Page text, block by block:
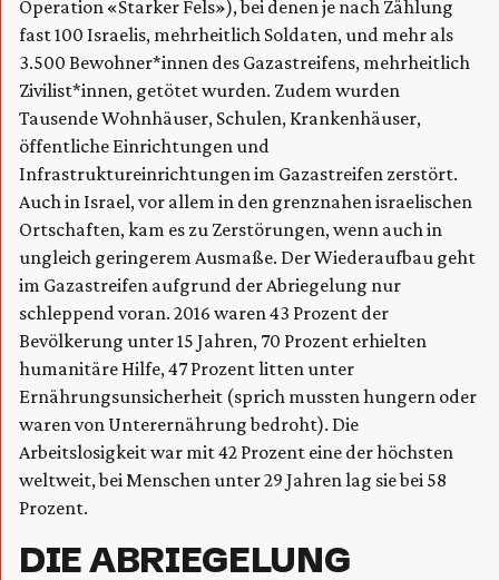
Operation «Starker Fels»), bei denen je nach Zählung
fast 100 Israelis, mehrheitlich Soldaten, und mehr als
3.500 Bewohner*innen des Gazastreifens, mehrheitlich
Zivilist*innen, getötet wurden. Zudem wurden
Tausende Wohnhäuser, Schulen, Krankenhäuser,
öffentliche Einrichtungen und
Infrastruktureinrichtungen im Gazastreifen zerstört.
Auch in Israel, vor allem in den grenznahen israelischen
Ortschaften, kam es zu Zerstörungen, wenn auch in
ungleich geringerem Ausmaße. Der Wiederaufbau geht
im Gazastreifen aufgrund der Abriegelung nur
schleppend voran. 2016 waren 43 Prozent der
Bevölkerung unter 15 Jahren, 70 Prozent erhielten
humanitäre Hilfe, 47 Prozent litten unter
Ernährungsunsicherheit (sprich mussten hungern oder
waren von Unterernährung bedroht). Die
Arbeitslosigkeit war mit 42 Prozent eine der höchsten
weltweit, bei Menschen unter 29 Jahren lag sie bei 58
Prozent.
DIE ABRIEGELUNG